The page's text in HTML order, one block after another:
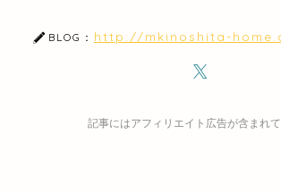
BLOG： http://mkinoshita-
記事にはアフィリエイト広告が含まれ